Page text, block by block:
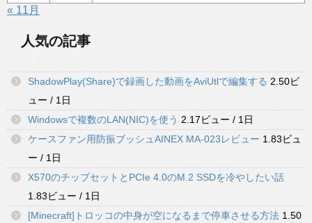
« 11月
人気の記事
ShadowPlay(Share)で録画した動画をAviUtlで編集する 2.50ビ
ュー / 1日
Windowsで複数のLAN(NIC)を使う 2.17ビュー / 1日
ケースファン用防振ブッシュAINEX MA-023レビュー 1.83ビュ
ー / 1日
X570のチップセットとPCIe 4.0のM.2 SSDを冷やしたい話
1.83ビュー / 1日
[Minecraft]トロッコの中身が空になるまで停車させる方法 1.50